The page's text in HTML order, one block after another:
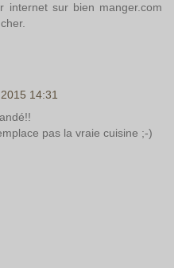
internet sur bien manger.com
14:31
pas la vraie cuisine ;-)